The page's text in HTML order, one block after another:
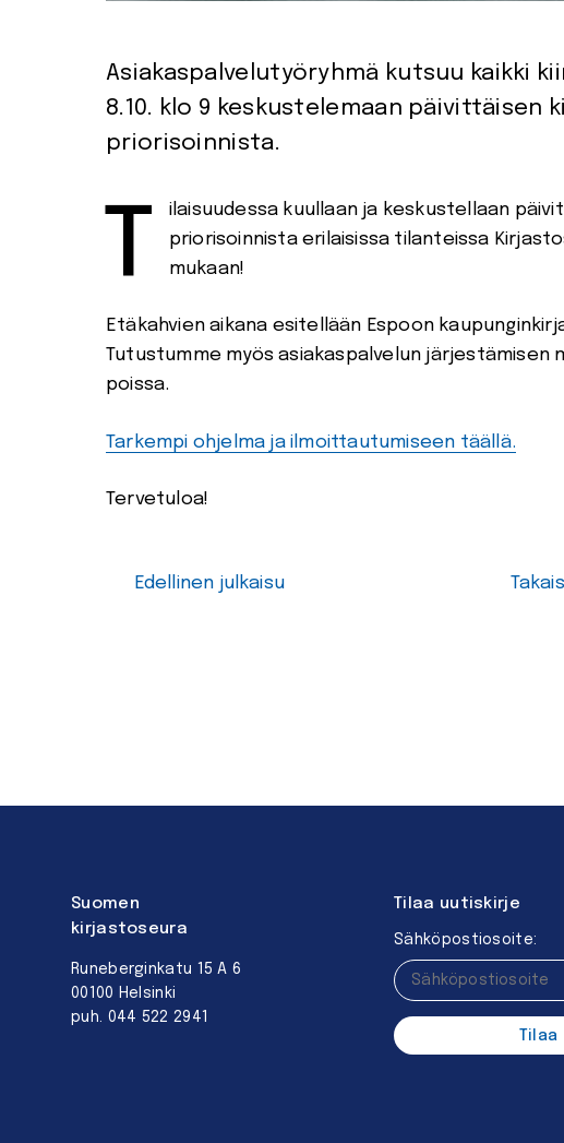
Asiakaspalvelutyöryhmä kutsuu kaikki
8.10. klo 9 keskustelemaan
priorisoinnista.
Tilaisuudessa kuullaan ja keskustellaan päivittäisen kirjastotyön jäsentämisestä ja
priorisoinnista erilaisissa tilanteissa
mukaan!
Etäkahvien aikana esitellään Espoon
Tutustumme myös asiakaspalvelun järjestämisen
poissa.
Tarkempi ohjelma ja ilmoittautumiseen täällä.
Tervetuloa!
Edellinen julkaisu
Suomen
kirjastoseura
Runeberginkatu 15 A 6
00100 Helsinki
puh. 044 522 2941
Tilaa uutiskirje
Sähköpostiosoite: